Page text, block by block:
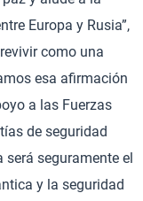
Europa y Rusia”,
como una
esa afirmación
a las Fuerzas
de seguridad
será seguramente el
y la seguridad